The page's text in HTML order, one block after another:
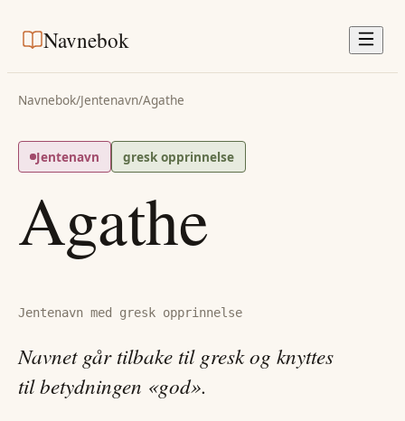
Navnebok
Navnebok/Jentenavn/Agathe
Jentenavn gresk opprinnelse
Agathe
Jentenavn med gresk opprinnelse
Navnet går tilbake til gresk og knyttes
til betydningen «god».